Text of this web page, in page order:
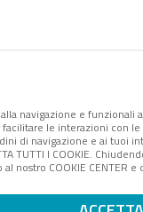
navigazione e
le interazioni con
di navigazione e ai tuoi
TUTTI I COOKIE.
nostro COOKIE